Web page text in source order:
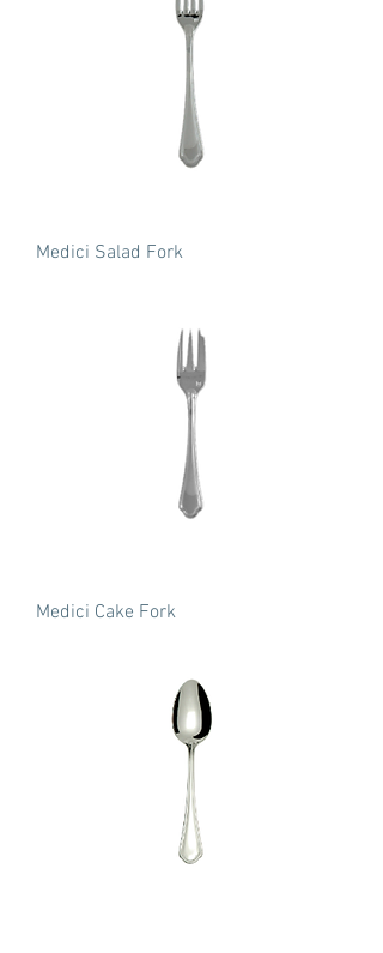
Medici Salad Fork
Medici Cake Fork